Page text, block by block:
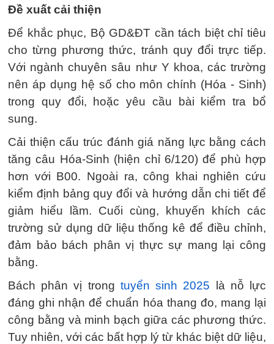
Đề xuất cải thiện
Để khắc phục, Bộ GD&ĐT cần tách biệt chỉ tiêu
cho từng phương thức, tránh quy đổi trực tiếp.
Với ngành chuyên sâu như Y khoa, các trường
nên áp dụng hệ số cho môn chính (Hóa - Sinh)
trong quy đổi, hoặc yêu cầu bài kiểm tra bổ
sung.
Cải thiện cấu trúc đánh giá năng lực bằng cách
tăng câu Hóa-Sinh (hiện chỉ 6/120) để phù hợp
hơn với B00. Ngoài ra, công khai nghiên cứu
kiểm định bảng quy đổi và hướng dẫn chi tiết để
giảm hiểu lầm. Cuối cùng, khuyến khích các
trường sử dụng dữ liệu thống kê để điều chỉnh,
đảm bảo bách phân vị thực sự mang lại công
bằng.
Bách phân vị trong tuyển sinh 2025 là nỗ lực
đáng ghi nhận để chuẩn hóa thang đo, mang lại
công bằng và minh bạch giữa các phương thức.
Tuy nhiên, với các bất hợp lý từ khác biệt dữ liệu,